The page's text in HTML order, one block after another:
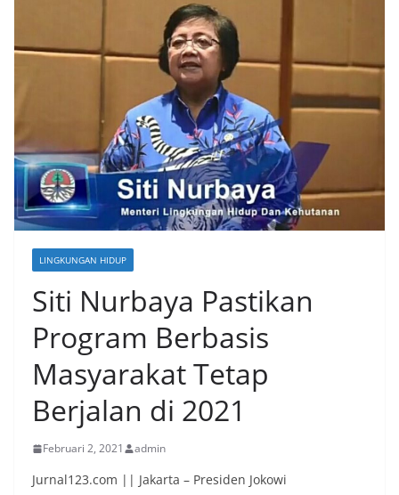
LINGKUNGAN HIDUP
Siti Nurbaya Pastikan
Program Berbasis
Masyarakat Tetap
Berjalan di 2021
Februari 2, 2021 admin
Jurnal123.com || Jakarta – Presiden Jokowi